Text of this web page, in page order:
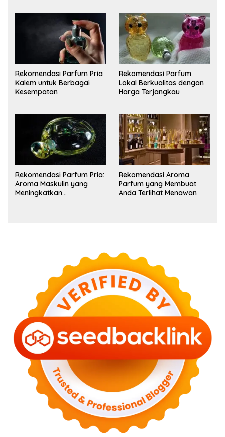
Rekomendasi Parfum Pria
Kalem untuk Berbagai
Kesempatan
Rekomendasi Parfum
Lokal Berkualitas dengan
Harga Terjangkau
Rekomendasi Parfum Pria:
Aroma Maskulin yang
Meningkatkan
Rekomendasi Aroma
Parfum yang Membuat
Anda Terlihat Menawan